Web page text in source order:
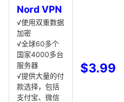
Nord VPN
√使用双重数据
加密
√全球60多个
国家4000多台
服务器
√提供大量的付
款选择，包括
支付宝、微信
$3.99